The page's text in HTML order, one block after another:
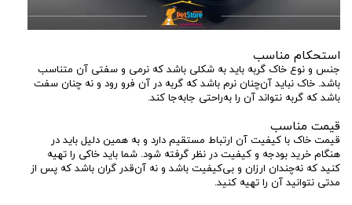
استحکام مناسب
جنس و نوع خاک گربه باید به شکلی باشد که نرمی و سفتی آن متناسب
باشد. خاک نباید آن‌چنان نرم باشد که گربه در آن فرو رود و نه چنان سفت
باشد که گربه نتواند آن را به‌راحتی جابه‌جا کند.
قیمت مناسب
قیمت خاک با کیفیت آن ارتباط مستقیم دارد و به همین دلیل باید در
هنگام خرید بودجه و کیفیت در نظر گرفته شود. شما باید خاکی را تهیه
کنید که نه‌چندان ارزان و بی‌کیفیت باشد و نه آن‌قدر گران باشد که پس از
مدتی نتوانید آن را تهیه کنید.